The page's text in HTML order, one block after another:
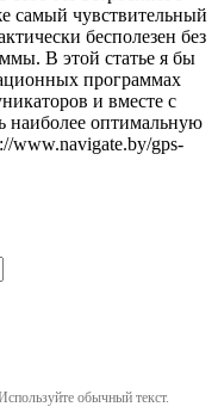
самый чувствительный
бесполезен без
В этой статье я бы
программах
и вместе с
наиболее оптимальную
www.navigate.by/gps-
обычный текст.